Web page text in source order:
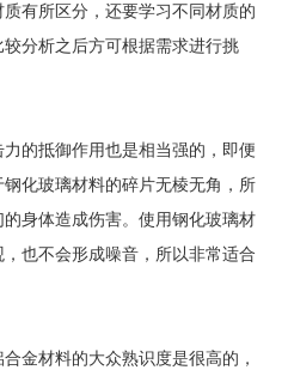
有所区分，还要学习不同材质的
分析之后方可根据需求进行挑
的抵御作用也是相当强的，即便
化玻璃材料的碎片无棱无角，所
身体造成伤害。使用钢化玻璃材
也不会形成噪音，所以非常适合
金材料的大众熟识度是很高的，